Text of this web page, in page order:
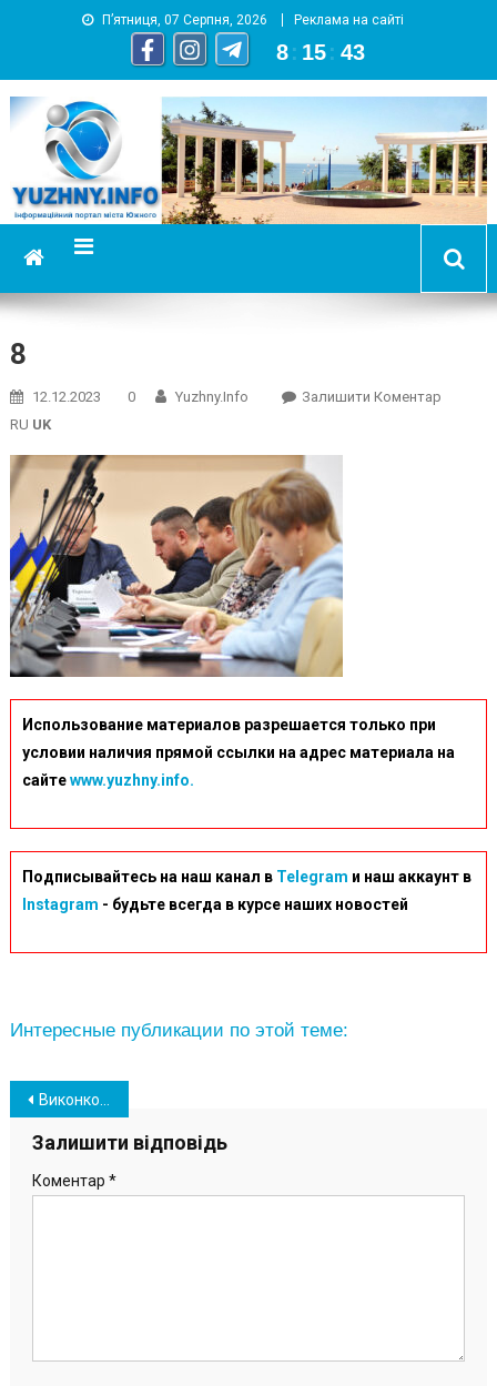
П’ятниця, 07 Серпня, 2026 Реклама на сайті
8 : 15 : 44
YUZHNY.INFO
информационный портал города Южный
8
12.12.2023 0 Yuzhny.info Залишити КоментарOn
RU UK
Использование материалов разрешается только при
условии наличия прямой ссылки на адрес материала на
сайтеwww.yuzhny.info.
Подписывайтесь на наш канал в Telegram и наш аккаунт в
Instagram - будьте всегда в курсе наших новостей
Интересные публикации по этой теме:
Навігація
записів
Виконком схвалив виділення фіндопомоги на декілька мільйонів КП «ЮТКЕ»
Залишити відповідь
Коментар *